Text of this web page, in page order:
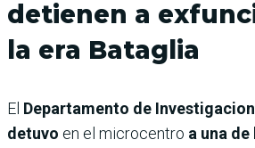
detienen a
la era Bataglia
El Departamento de
detuvo en el microcentro a una